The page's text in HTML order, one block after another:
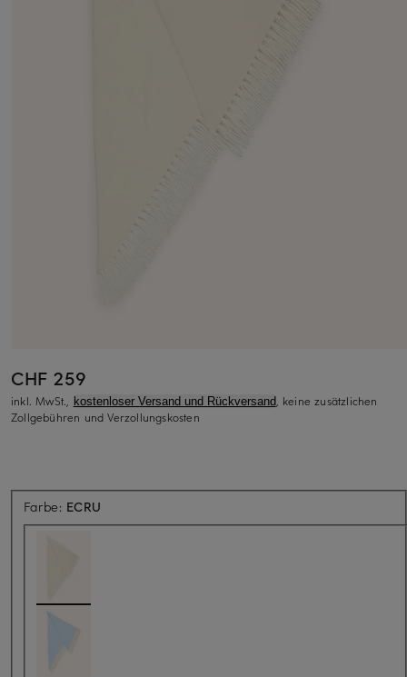
CHF 259
inkl. MwSt., kostenloser Versand und Rückversand, keine zusätzlichen
Zollgebühren und Verzollungskosten
Farbe: ECRU